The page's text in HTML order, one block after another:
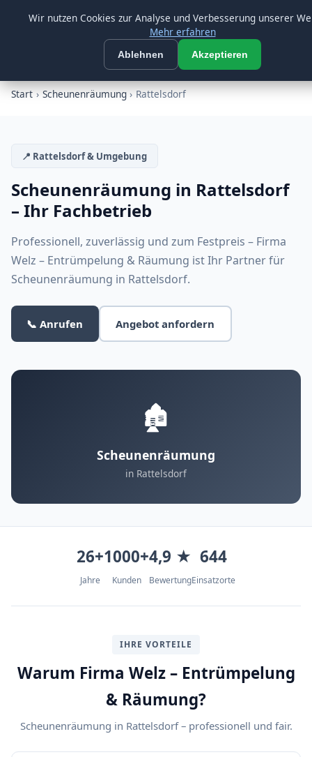
🟢 Heute geöffnet bis 18:00 Uhr 09547 872733
Firma Welz
SEIT ÜBER 26 JAHREN
Start › Scheunenräumung › Rattelsdorf
📍 Rattelsdorf & Umgebung
Scheunenräumung in Rattelsdorf
– Ihr Fachbetrieb
Professionell, zuverlässig und zum Festpreis – Firma
Welz – Entrümpelung & Räumung ist Ihr Partner für
Scheunenräumung in Rattelsdorf.
📞 Anrufen Angebot anfordern
🏚️
Scheunenräumung
in Rattelsdorf
26+
Jahre
1000+
Kunden
4,9 ★
Bewertung
644
Einsatzorte
IHRE VORTEILE
Warum Firma Welz – Entrümpelung
& Räumung?
Scheunenräumung in Rattelsdorf – professionell und fair.
Wir nutzen Cookies zur Analyse und Verbesserung unserer
Mehr erfahren
Ablehnen Akzeptieren